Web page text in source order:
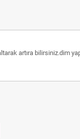
artıra bilirsiniz.dim